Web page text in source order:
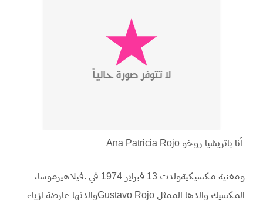
أنا باتريشيا روخو Ana Patricia Rojo
ومغنية مكسيكيةولدت 13 فبراير 1974 في .فيلاهيرموسا،
المكسيك والدها الممثل Gustavo Rojoوالدتها عارضة ازياء